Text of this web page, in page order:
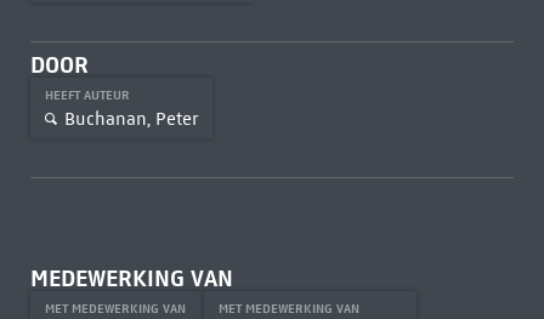
DOOR
HEEFT AUTEUR
Buchanan, Peter
MEDEWERKING VAN
MET MEDEWERKING VAN MET MEDEWERKING VAN